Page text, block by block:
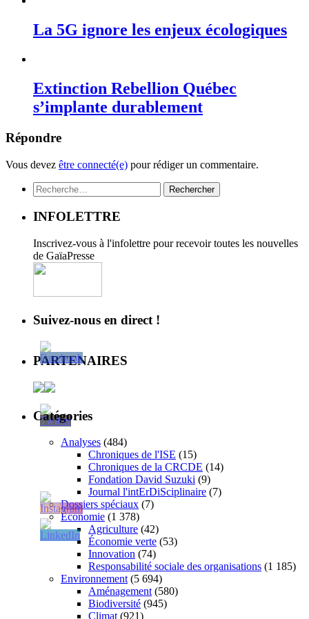
La 5G ignore les enjeux écologiques
Extinction Rebellion Québec
s’implante durablement
Répondre
Vous devez être connecté(e) pour rédiger un commentaire.
Rechercher :
INFOLETTRE
Inscrivez-vous à l'infolettre pour recevoir toutes les nouvelles
de GaïaPresse
Suivez-nous en direct !
PARTENAIRES
Catégories
Analyses (484)
Chroniques de l'ISE (15)
Chroniques de la CRCDE (14)
Fondation David Suzuki (9)
Journal l'intErDiSciplinaire (7)
Dossiers spéciaux (7)
Économie (1 378)
Agriculture (42)
Économie verte (53)
Innovation (74)
Responsabilité sociale des organisations (1 185)
Environnement(5 694)
Aménagement(580)
Biodiversité (945)
Climat (921)